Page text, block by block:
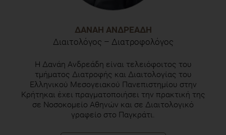
ΔΑΝΆΗ ΑΝΔΡΕΆΔΗ
Διαιτολόγος – Διατροφολόγος
Η Δανάη Ανδρεάδη είναι τελειόφοιτος του
τμήματος Διατροφής και Διαιτολογίας του
Ελληνικού Μεσογειακού Πανεπιστημίου στην
Κρήτηκαι έχει πραγματοποιήσει την πρακτική της
σε Νοσοκομείο Αθηνών και σε Διαιτολογικό
γραφείο στο Παγκράτι.